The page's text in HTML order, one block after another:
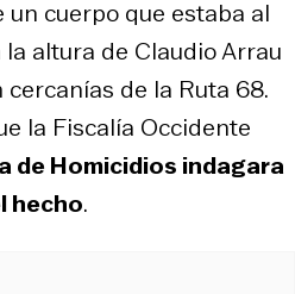
cuerpo que estaba al
altura de Claudio Arrau
de la Ruta 68.
la Fiscalía Occidente
de Homicidios indagara
hecho.